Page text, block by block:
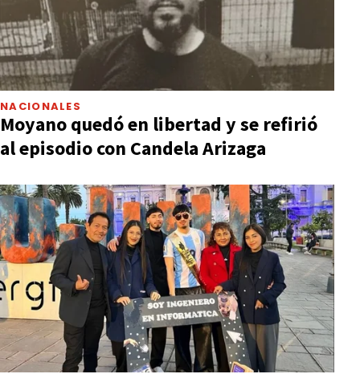
NACIONALES
Moyano quedó en libertad y se refirió
al episodio con Candela Arizaga